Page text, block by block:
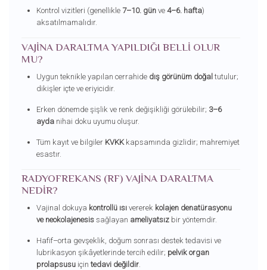
Kontrol vizitleri (genellikle 7–10. günve 4–6. hafta)
aksatılmamalıdır.
VAJINA DARALTMA YAPILDIĞI BELLI OLUR
MU?
Uygun teknikle yapılan cerrahide dış görünüm doğaltutulur;
dikişler içte ve eriyicidir.
Erken dönemde şişlik ve renk değişikliği görülebilir; 3–6
aydanihai doku uyumu oluşur.
Tüm kayıt ve bilgiler KVKKkapsamında gizlidir; mahremiyet
esastır.
RADYOFREKANS (RF) VAJINA DARALTMA
NEDIR?
Vajinal dokuya kontrollü ısıvererek kolajen denatürasyonu
ve neokolajenesissağlayan ameliyatsızbir yöntemdir.
Hafif–orta gevşeklik, doğum sonrası destek tedavisi ve
lubrikasyon şikâyetlerinde tercih edilir; pelvik organ
prolapsusuiçin tedavi değildir.